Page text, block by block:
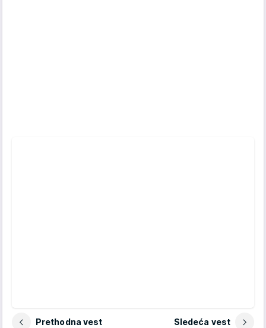
Prethodna vest Sledeća vest